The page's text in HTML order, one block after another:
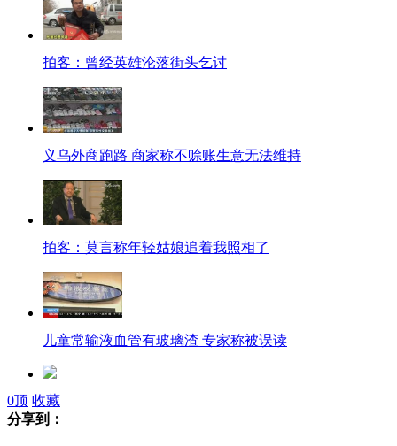
拍客：曾经英雄沦落街头乞讨
义乌外商跑路 商家称不赊账生意无法维持
拍客：莫言称年轻姑娘追着我照相了
儿童常输液血管有玻璃渣 专家称被误读
网友戒烟一年省7000引发烟民效仿
0顶 收藏
分享到：